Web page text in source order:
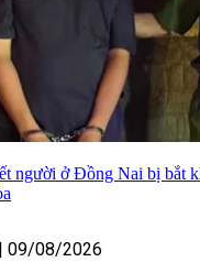
người ở Đồng Nai bị bắt
| 09/08/2026